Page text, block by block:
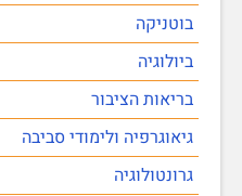
בוטניקה
ביולוגיה
בריאות הציבור
גיאוגרפיה ולימודי סביבה
גרונטולוגיה